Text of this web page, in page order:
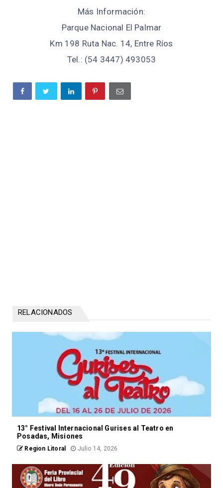
Más Información:
Parque Nacional El Palmar
Km 198 Ruta Nac. 14, Entre Ríos
Tel.: (54 3447) 493053
RELACIONADOS
13° Festival Internacional Gurises al Teatro en
Posadas, Misiones
Region Litoral Julio 14, 2026